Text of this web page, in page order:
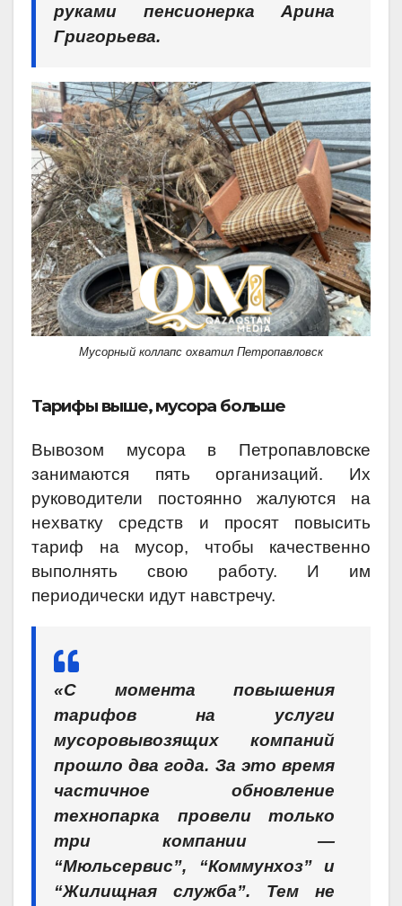
руками пенсионерка Арина
Григорьева.
Мусорный коллапс охватил Петропавловск
Тарифы выше, мусора больше
Вывозом мусора в Петропавловске
занимаются пять организаций. Их
руководители постоянно жалуются на
нехватку средств и просят повысить
тариф на мусор, чтобы качественно
выполнять свою работу. И им
периодически идут навстречу.
«С момента повышения
тарифов на услуги
мусоровывозящих компаний
прошло два года. За это время
частичное обновление
технопарка провели только
три компании —
“Мюльсервис”, “Коммунхоз” и
“Жилищная служба”. Тем не